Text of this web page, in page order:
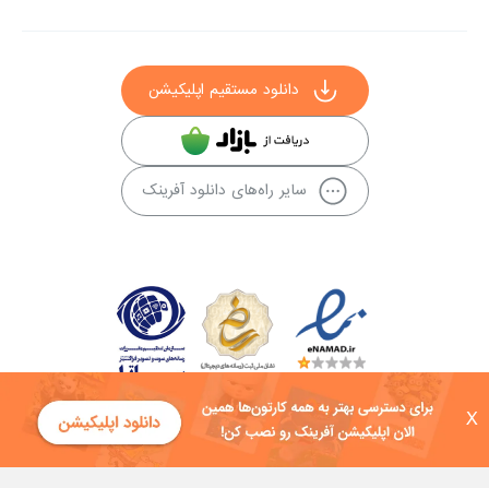
X
دانلود مستقیم اپلیکیشن
سایر راه‌های دانلود آفرینک
کلیه حقوق این سایت به شرکت توسعه فناوی هفت آسمان توکان تعلق دارد و